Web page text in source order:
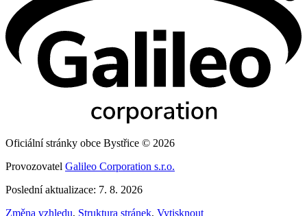
Oficiální stránky obce Bystřice © 2026
Provozovatel Galileo Corporation s.r.o.
Poslední aktualizace: 7. 8. 2026
Změna vzhledu, Struktura stránek, Vytisknout